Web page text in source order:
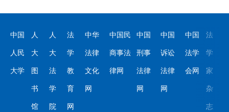
中国
人民
大学
人
大
图
书
馆
人
大
法
学
院
法
学
教
育
网
中华
法律
文化
网
中国民
商事法
律网
中国
刑事
法律
网
中国
诉讼
法律
网
中国
法学
会网
法
学
家
杂
志